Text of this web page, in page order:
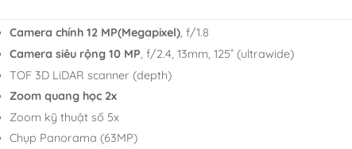
Camera chính 12 MP(Megapixel), f/1.8
Camera siêu rộng 10 MP, f/2.4, 13mm, 125˚ (ultrawide)
TOF 3D LiDAR scanner (depth)
Zoom quang học 2x
Zoom kỹ thuật số 5x
Chụp Panorama (63MP)